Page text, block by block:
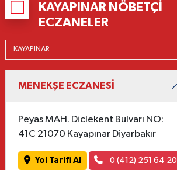
KAYAPINAR NÖBETÇI
ECZANELER
MENEKŞE ECZANESİ
Peyas MAH. Diclekent Bulvarı NO:
41C 21070 Kayapınar Diyarbakır
Yol Tarifi Al 0 (412) 251 64 20